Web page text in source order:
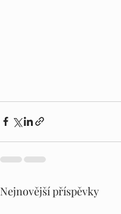
Nejnovější příspěvky